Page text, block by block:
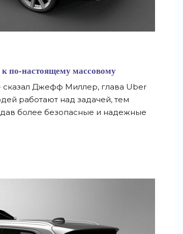
к по-настоящему массовому
сказал Джефф Миллер, глава Uber
работают над задачей, тем
более безопасные и надежные